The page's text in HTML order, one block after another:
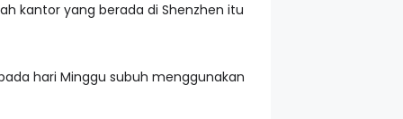
kantor yang berada di Shenzhen itu
hari Minggu subuh menggunakan